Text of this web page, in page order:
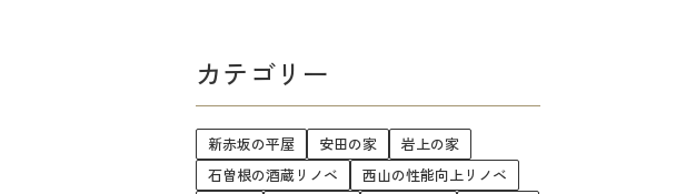
カテゴリー
新赤坂の平屋 安田の家
岩上の家
石曽根の酒蔵リノベ
西山の性能向上リノベ